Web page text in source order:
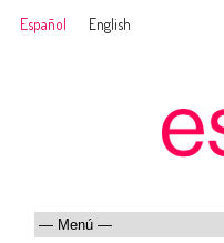
Español English